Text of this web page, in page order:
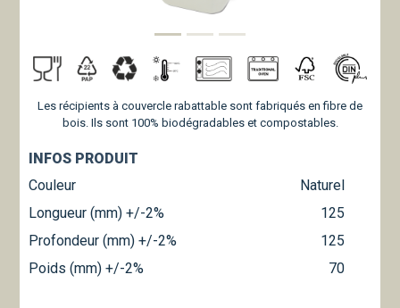
Les récipients à couvercle rabattable sont fabriqués en fibre de
bois. Ils sont 100% biodégradables et compostables.
INFOS PRODUIT
Couleur
Naturel
Longueur (mm) +/-2%
125
Profondeur (mm) +/-2%
125
Poids (mm) +/-2%
70